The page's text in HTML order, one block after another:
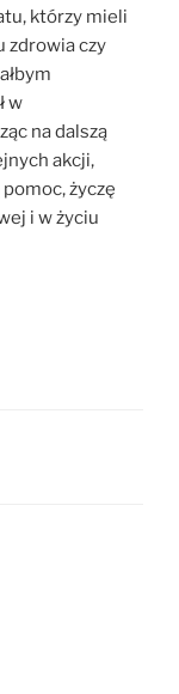
którzy mieli
zdrowia czy
w
na dalszą
akcji,
życzę
i w życiu